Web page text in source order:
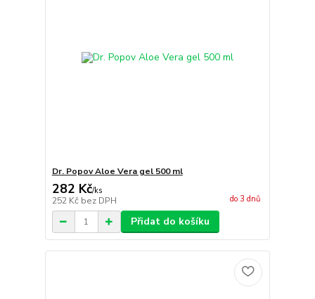
Dr. Popov Aloe Vera gel 500 ml
282 Kč/ks
252 Kč bez DPH do 3 dnů
Přidat do košíku